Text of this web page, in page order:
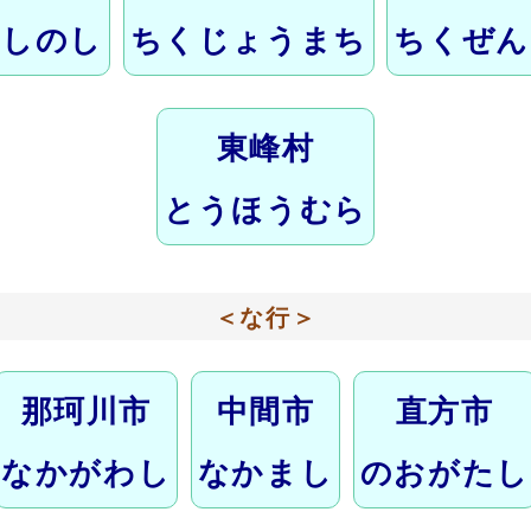
のし ちくじょうまち ちくぜ
東峰村
とうほうむら
＜な行＞
那珂川市
なかがわし
中間市
なかまし
直方市
のおがたし